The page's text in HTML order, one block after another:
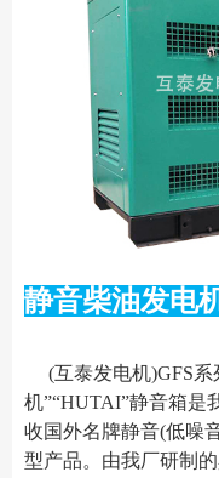
静音柴油发电
(互泰发电机)GFS系
机”“HUTAI”静音箱是
收国外名牌静音(低噪
型产品。由我厂研制